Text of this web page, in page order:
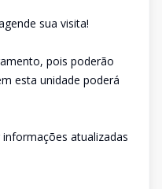
sua visita!
pois poderão
esta unidade poderá
atualizadas